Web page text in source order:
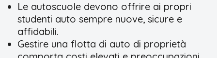
Le autoscuole devono offrire ai propri
studenti auto sempre nuove, sicure e
affidabili.
Gestire una flotta di auto di proprietà